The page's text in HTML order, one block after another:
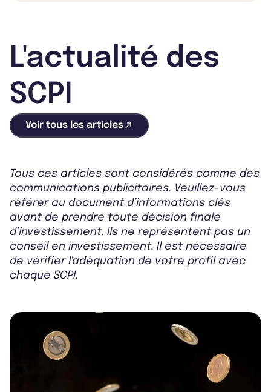
L'actualité des
SCPI
Voir tous les articles
Tous ces articles sont considérés comme des
communications publicitaires. Veuillez-vous
référer au document d’informations clés
avant de prendre toute décision finale
d’investissement. Ils ne représentent pas un
conseil en investissement. Il est nécessaire
de vérifier l'adéquation de votre profil avec
chaque SCPI.